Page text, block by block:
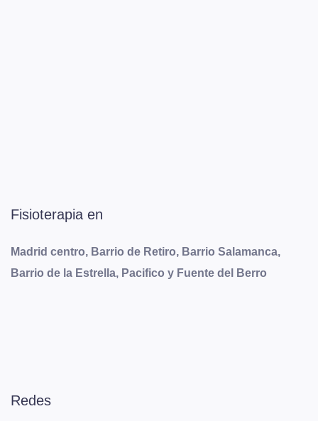
Fisioterapia en
Madrid centro, Barrio de Retiro, Barrio Salamanca,
Barrio de la Estrella, Pacifico y Fuente del Berro
Redes